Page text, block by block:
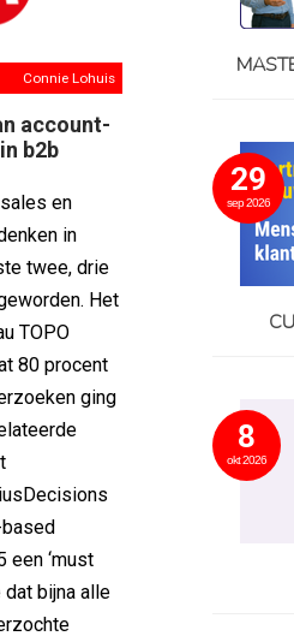
Connie Lohuis
account-
b2b
en
in
twee, drie
Het
TOPO
80 procent
ging
een ‘must
dat bijna alle
29
sep 2026
8
okt 2026